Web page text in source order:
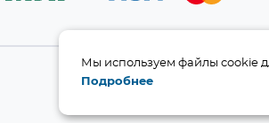
Мы используем файлы cookie
Подробнее